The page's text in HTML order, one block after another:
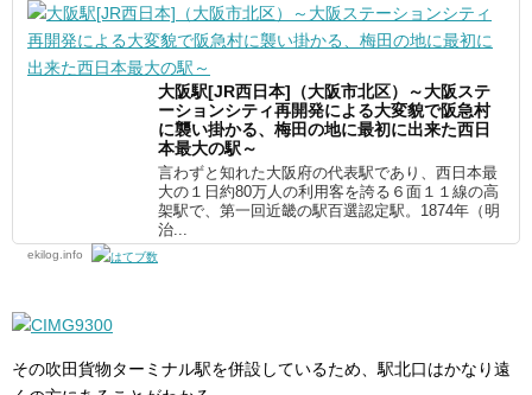
大阪駅[JR西日本]（大阪市北区）～大阪ステ
ーションシティ再開発による大変貌で阪急村
に襲い掛かる、梅田の地に最初に出来た西日
本最大の駅～
言わずと知れた大阪府の代表駅であり、西日本最
大の１日約80万人の利用客を誇る６面１１線の高
架駅で、第一回近畿の駅百選認定駅。1874年（明
治...
ekilog.info
その吹田貨物ターミナル駅を併設しているため、駅北口はかなり遠